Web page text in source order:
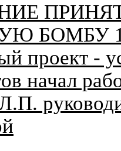
БОМБУ
проект -
начал